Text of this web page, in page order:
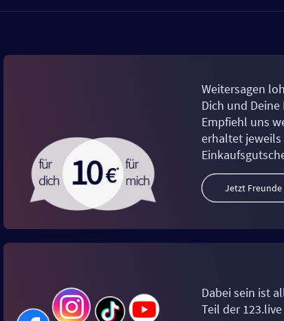
Weitersagen
Dich und Deine
Empfiehl uns
erhaltet jeweils
Jetzt Freunde
Dabei sein ist
Teil der